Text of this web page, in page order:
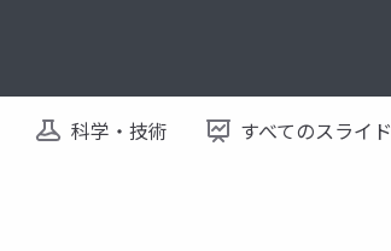
科学・技術 すべてのスライド